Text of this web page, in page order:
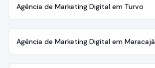
Agência de Marketing Digital em Turvo
Agência de Marketing Digital em Maracajá